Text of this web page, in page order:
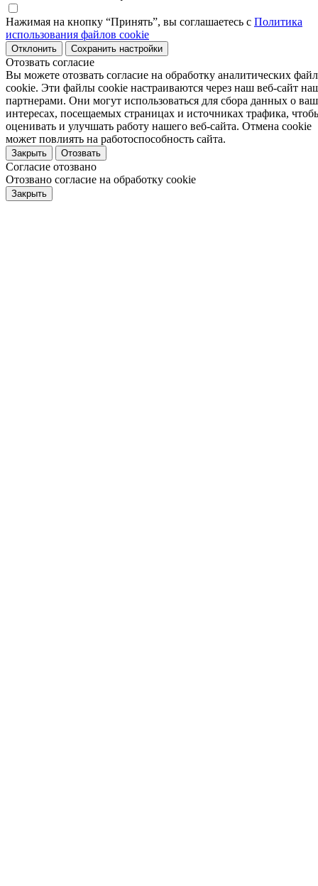
Нажимая на кнопку “Принять”, вы соглашаетесь с Политика
использования файлов cookie
Отклонить Сохранить настройки
Отозвать согласие
Вы можете отозвать согласие на обработку аналитических
cookie. Эти файлы cookie настраиваются через наш веб-сайт
партнерами. Они могут использоваться для сбора данных о
интересах, посещаемых страницах и источниках трафика,
оценивать и улучшать работу нашего веб-сайта. Отмена cookie
может повлиять на работоспособность сайта.
Закрыть Отозвать
Согласие отозвано
Отозвано согласие на обработку cookie
Закрыть